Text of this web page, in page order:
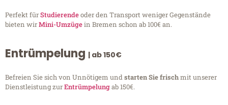
Perfekt fürStudierendeoder den Transport weniger Gegenstände
bieten wirMini-Umzügein Bremen schon ab 100€ an.
Entrümpelung | ab 150€
Befreien Sie sich von Unnötigem undstarten Sie frischmit unserer
Dienstleistung zurEntrümpelungab 150€.